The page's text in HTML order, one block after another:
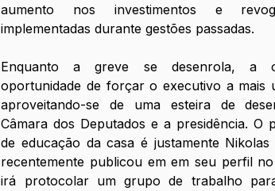
aumento nos investimentos e
implementadas durante gestões passadas.
Enquanto a greve se desenrola, a
oportunidade de forçar o executivo a mais
aproveitando-se de uma esteira de
Câmara dos Deputados e a presidência. O
de educação da casa é justamente
recentemente publicou em em seu perfil
irá protocolar um grupo de trabalho